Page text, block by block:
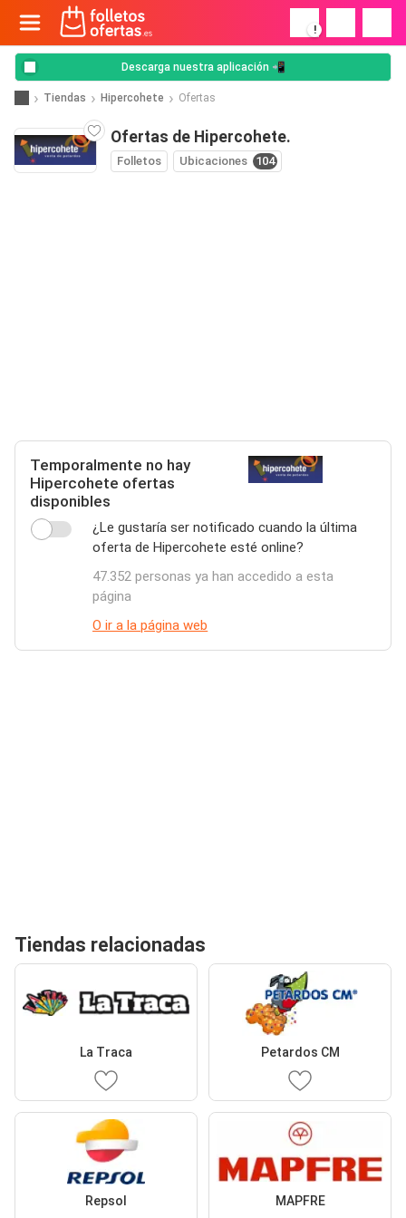
!
Descarga nuestra aplicación 📲
Tiendas Hipercohete Ofertas
Ofertas de Hipercohete.
Folletos Ubicaciones 104
Temporalmente no hay
Hipercohete ofertas
disponibles
¿Le gustaría ser notificado cuando la última
oferta de Hipercohete esté online?
47.352 personas ya han accedido a esta
página
O ir a la página web
Tiendas relacionadas
La Traca Petardos CM
Repsol MAPFRE